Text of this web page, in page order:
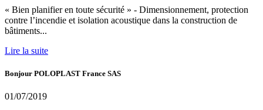
« Bien planifier en toute sécurité » - Dimensionnement, protection
contre l’incendie et isolation acoustique dans la construction de
bâtiments...
Lire la suite
Bonjour POLOPLAST France SAS
01/07/2019